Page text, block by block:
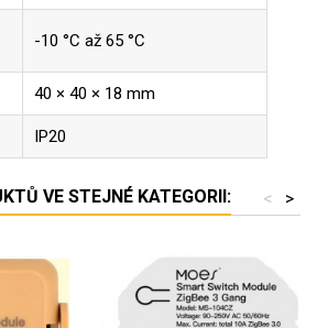
-10 °C až 65 °C
40 × 40 × 18 mm
IP20
VE STEJNÉ KATEGORII: >
<